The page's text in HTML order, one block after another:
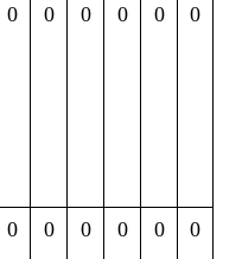
0 0 0 0 0 0
0 0 0 0 0 0